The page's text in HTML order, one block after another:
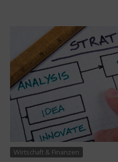
Wirtschaft & Finanzen